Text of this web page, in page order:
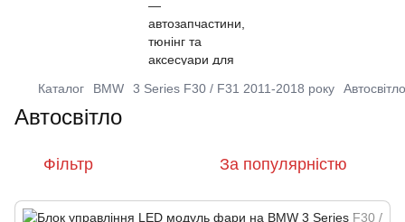
Каталог BMW 3 Series F30 / F31 2011-2018 року Автосвітло
Автосвітло
Фільтр За популярністю